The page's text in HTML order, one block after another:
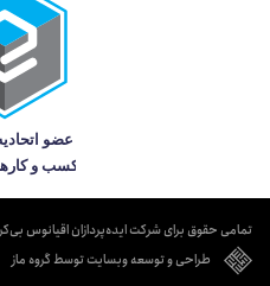
تمامی حقوق برای شرکت ایده‌پردازان اقیانوس
طراحی و توسعه وبسایت توسط گروه ماز